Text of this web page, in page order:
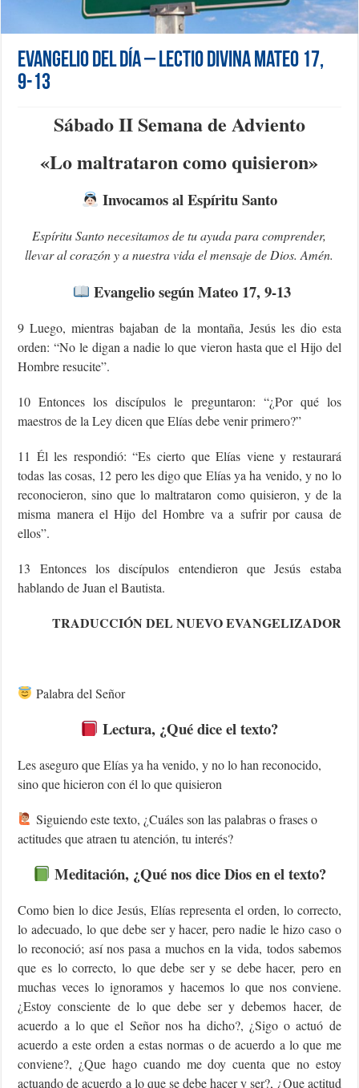
Evangelio del día – Lectio Divina Mateo 17,
9-13
Sábado II Semana de Adviento
«Lo maltrataron como quisieron»
Invocamos al Espíritu Santo
Espíritu Santo necesitamos de tu ayuda para comprender,
llevar al corazón y a nuestra vida el mensaje de Dios. Amén.
Evangelio según Mateo 17, 9-13
9 Luego, mientras bajaban de la montaña, Jesús les dio esta
orden: “No le digan a nadie lo que vieron hasta que el Hijo del
Hombre resucite”.
10 Entonces los discípulos le preguntaron: “¿Por qué los
maestros de la Ley dicen que Elías debe venir primero?”
11 Él les respondió: “Es cierto que Elías viene y restaurará
todas las cosas, 12 pero les digo que Elías ya ha venido, y no lo
reconocieron, sino que lo maltrataron como quisieron, y de la
misma manera el Hijo del Hombre va a sufrir por causa de
ellos”.
13 Entonces los discípulos entendieron que Jesús estaba
hablando de Juan el Bautista.
TRADUCCIÓN DEL NUEVO EVANGELIZADOR
Palabra del Señor
Lectura, ¿Qué dice el texto?
Les aseguro que Elías ya ha venido, y no lo han reconocido,
sino que hicieron con él lo que quisieron
Siguiendo este texto, ¿Cuáles son las palabras o frases o
actitudes que atraen tu atención, tu interés?
Meditación, ¿Qué nos dice Dios en el texto?
Como bien lo dice Jesús, Elías representa el orden, lo correcto,
lo adecuado, lo que debe ser y hacer, pero nadie le hizo caso o
lo reconoció; así nos pasa a muchos en la vida, todos sabemos
que es lo correcto, lo que debe ser y se debe hacer, pero en
muchas veces lo ignoramos y hacemos lo que nos conviene.
¿Estoy consciente de lo que debe ser y debemos hacer, de
acuerdo a lo que el Señor nos ha dicho?, ¿Sigo o actuó de
acuerdo a este orden a estas normas o de acuerdo a lo que me
conviene?, ¿Que hago cuando me doy cuenta que no estoy
actuando de acuerdo a lo que se debe hacer y ser?, ¿Que actitud